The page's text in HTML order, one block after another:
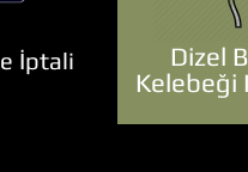
İptali
Dizel
Kelebeği